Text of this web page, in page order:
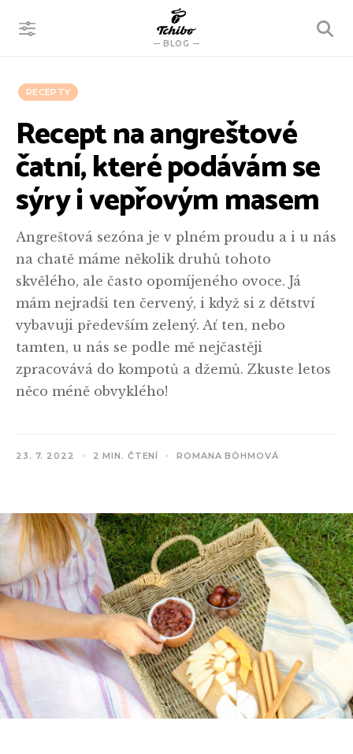
BLOG
VYHLEDÁVÁNÍ
RECEPTY
Recept na angreštové
čatní, které podávám se
sýry i vepřovým masem
Angreštová sezóna je v plném proudu a i u nás
na chatě máme několik druhů tohoto
skvělého, ale často opomíjeného ovoce. Já
mám nejradši ten červený, i když si z dětství
vybavuji především zelený. Ať ten, nebo
tamten, u nás se podle mě nejčastěji
zpracovává do kompotů a džemů. Zkuste letos
něco méně obvyklého!
23. 7. 2022 2 MIN. ČTENÍ ROMANA BÖHMOVÁ